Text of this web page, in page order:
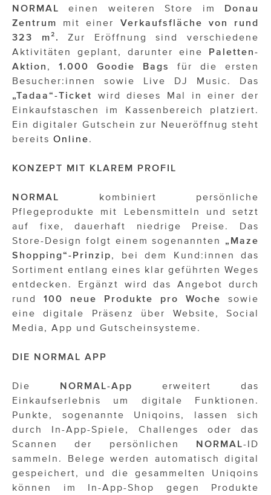
NORMAL
einen weiteren Store im Donau
Zentrum
mit einer Verkaufsfläche von rund
323 m².
Zur Eröffnung sind verschiedene
Aktivitäten geplant, darunter eine Paletten-
Aktion , 1.000 Goodie Bags
für die ersten
Besucher:innen sowie Live DJ Music. Das
„Tadaa“-Ticket
wird dieses Mal in einer der
Einkaufstaschen im Kassenbereich platziert.
Ein digitaler Gutschein zur Neueröffnug steht
bereits Online.
KONZEPT MIT KLAREM PROFIL
NORMAL
kombiniert persönliche
Pflegeprodukte mit Lebensmitteln und setzt
auf fixe, dauerhaft niedrige Preise. Das
Store-Design folgt einem sogenannten „Maze
Shopping“-Prinzip, bei dem Kund:innen das
Sortiment entlang eines klar geführten Weges
entdecken. Ergänzt wird das Angebot durch
rund 100 neue Produkte pro Woche
sowie
eine digitale Präsenz über Website, Social
Media, App und Gutscheinsysteme.
DIE NORMAL APP
Die NORMAL-App
erweitert das
Einkaufserlebnis um digitale Funktionen.
Punkte, sogenannte Uniqoins, lassen sich
durch In-App-Spiele, Challenges oder das
Scannen der persönlichen NORMAL-ID
sammeln. Belege werden automatisch digital
gespeichert, und die gesammelten Uniqoins
können im In-App-Shop gegen Produkte